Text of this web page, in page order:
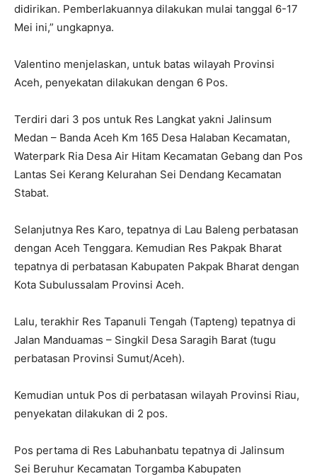
didirikan. Pemberlakuannya dilakukan mulai tanggal 6-17
Mei ini,” ungkapnya.
Valentino menjelaskan, untuk batas wilayah Provinsi
Aceh, penyekatan dilakukan dengan 6 Pos.
Terdiri dari 3 pos untuk Res Langkat yakni Jalinsum
Medan – Banda Aceh Km 165 Desa Halaban Kecamatan,
Waterpark Ria Desa Air Hitam Kecamatan Gebang dan Pos
Lantas Sei Kerang Kelurahan Sei Dendang Kecamatan
Stabat.
Selanjutnya Res Karo, tepatnya di Lau Baleng perbatasan
dengan Aceh Tenggara. Kemudian Res Pakpak Bharat
tepatnya di perbatasan Kabupaten Pakpak Bharat dengan
Kota Subulussalam Provinsi Aceh.
Lalu, terakhir Res Tapanuli Tengah (Tapteng) tepatnya di
Jalan Manduamas – Singkil Desa Saragih Barat (tugu
perbatasan Provinsi Sumut/Aceh).
Kemudian untuk Pos di perbatasan wilayah Provinsi Riau,
penyekatan dilakukan di 2 pos.
Pos pertama di Res Labuhanbatu tepatnya di Jalinsum
Sei Beruhur Kecamatan Torgamba Kabupaten